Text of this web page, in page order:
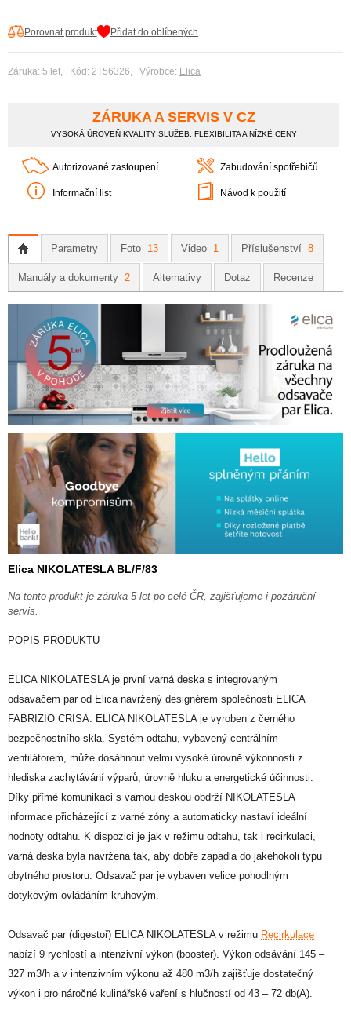
Porovnat produkt Přidat do oblíbených
Záruka: 5 let, Kód: 2T56326, Výrobce: Elica
ZÁRUKA A SERVIS V CZ
VYSOKÁ ÚROVEŇ KVALITY SLUŽEB, FLEXIBILITA A NÍZKÉ CENY
Autorizované zastoupení Zabudování spotřebičů
Informační list Návod k použití
Parametry Foto 13 Video 1 Příslušenství 8
Manuály a dokumenty 2 Alternativy Dotaz Recenze
Elica NIKOLATESLA BL/F/83
Na tento produkt je záruka 5 let po celé ČR, zajišťujeme i pozáruční
servis.
POPIS PRODUKTU
ELICA NIKOLATESLA je první varná deska s integrovaným
odsavačem par od Elica navržený designérem společnosti ELICA
FABRIZIO CRISA. ELICA NIKOLATESLA je vyroben z černého
bezpečnostního skla. Systém odtahu, vybavený centrálním
ventilátorem, může dosáhnout velmi vysoké úrovně výkonnosti z
hlediska zachytávání výparů, úrovně hluku a energetické účinnosti.
Díky přímé komunikaci s varnou deskou obdrží NIKOLATESLA
informace přicházející z varné zóny a automaticky nastaví ideální
hodnoty odtahu. K dispozici je jak v režimu odtahu, tak i recirkulaci,
varná deska byla navržena tak, aby dobře zapadla do jakéhokoli typu
obytného prostoru. Odsavač par je vybaven velice pohodlným
dotykovým ovládáním kruhovým.
Odsavač par (digestoř) ELICA NIKOLATESLA v režimu Recirkulace
nabízí 9 rychlostí a intenzivní výkon (booster). Výkon odsávání 145 –
327 m3/h a v intenzivním výkonu až 480 m3/h zajišťuje dostatečný
výkon i pro náročné kulinářské vaření s hlučností od 43 – 72 db(A).